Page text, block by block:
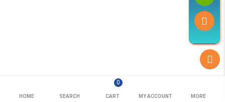
HOME SEARCH
0
CART MY ACCOUNT MORE